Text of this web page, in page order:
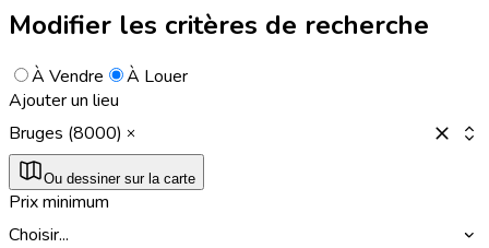
Modifier les critères de recherche
À Vendre
À Louer
Ajouter un lieu
Bruges (8000)
Ou dessiner sur la carte
Prix minimum
Choisir...